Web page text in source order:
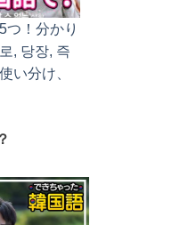
つ！分かり
, 당장, 즉
い分け、